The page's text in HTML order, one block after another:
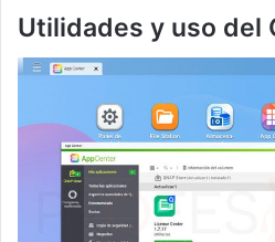
Utilidades y uso del